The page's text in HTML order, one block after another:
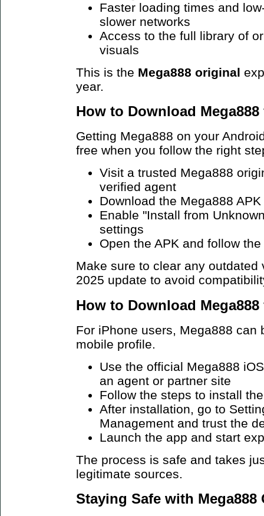
Faster loading times and
slower networks
Access to the full library of
visuals
This is the Mega888 original
year.
How to Download
Getting Mega888 on your
free when you follow the right
Visit a trusted Mega888
verified agent
Download the Mega888
Enable "Install from
settings
Open the APK and follow
Make sure to clear any
2025 update to avoid
How to Download
For iPhone users, Mega888 can
mobile profile.
Use the official Mega888
an agent or partner site
Follow the steps to install
After installation, go to
Management and trust the
Launch the app and start
The process is safe and takes
legitimate sources.
Staying Safe with Mega888